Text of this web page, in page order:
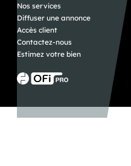
Nos services
Diffuser une annonce
Accès client
Contactez-nous
Estimez votre bien